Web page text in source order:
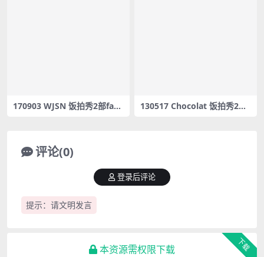
170903 WJSN 饭拍秀2部fanc
130517 Chocolat 饭拍秀2部f
评论(0)
提示：请文明发言
登录后评论
下载
本资源需权限下载